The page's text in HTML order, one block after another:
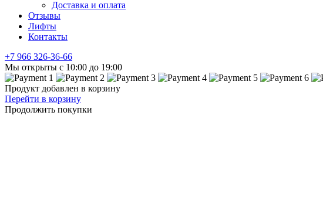
Доставка и оплата
Отзывы
Лифты
Контакты
+7 966 326-36-66
Мы открыты с 10:00 до 19:00
Продукт добавлен в корзину
Перейти в корзину
Продолжить покупки